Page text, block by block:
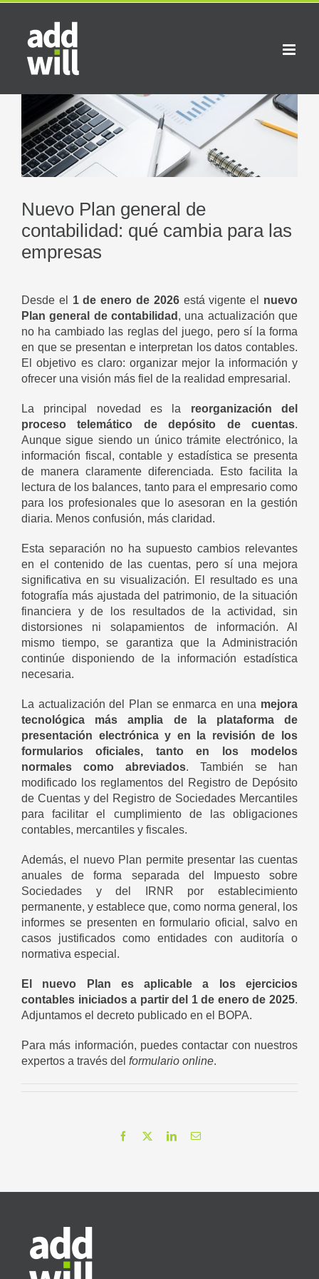
Saltar
contenido
imagen
más
grande
Nuevo Plan general de
contabilidad: qué cambia para las
empresas
Desde el 1 de enero de 2026está vigente el nuevo
Plan general de contabilidad , una actualización que
no ha cambiado las reglas del juego, pero sí la forma
en que se presentan e interpretan los datos contables.
El objetivo es claro: organizar mejor la información y
ofrecer una visión más fiel de la realidad empresarial.
La principal novedad es la reorganización del
proceso telemático de depósito de cuentas.
Aunque sigue siendo un único trámite electrónico, la
información fiscal, contable y estadística se presenta
de manera claramente diferenciada. Esto facilita la
lectura de los balances, tanto para el empresario como
para los profesionales que lo asesoran en la gestión
diaria. Menos confusión, más claridad.
Esta separación no ha supuesto cambios relevantes
en el contenido de las cuentas, pero sí una mejora
significativa en su visualización. El resultado es una
fotografía más ajustada del patrimonio, de la situación
financiera y de los resultados de la actividad, sin
distorsiones ni solapamientos de información. Al
mismo tiempo, se garantiza que la Administración
continúe disponiendo de la información estadística
necesaria.
La actualización del Plan se enmarca en una mejora
tecnológica más amplia de la plataforma de
presentación electrónica y en la revisión de los
formularios oficiales, tanto en los modelos
normales como abreviados. También se han
modificado los reglamentos del Registro de Depósito
de Cuentas y del Registro de Sociedades Mercantiles
para facilitar el cumplimiento de las obligaciones
contables, mercantiles y fiscales.
Además, el nuevo Plan permite presentar las cuentas
anuales de forma separada del Impuesto sobre
Sociedades y del IRNR por establecimiento
permanente, y establece que, como norma general, los
informes se presenten en formulario oficial, salvo en
casos justificados como entidades con auditoría o
normativa especial.
El nuevo Plan es aplicable a los ejercicios
contables iniciados a partir del 1 de enero de 2025.
Adjuntamos el decreto publicado en el BOPA.
Para más información, puedes contactar con nuestros
expertos a través del formulario online.
Facebook LinkedInCorreo